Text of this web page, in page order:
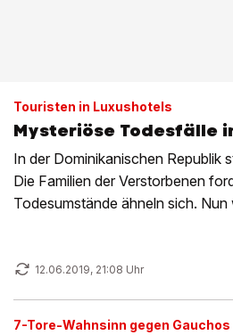
Touristen in Luxushotels
Mysteriöse Todesfälle
In der Dominikanischen Republik
Die Familien der Verstorbenen
Todesumstände ähneln sich.
12.06.2019, 21:08 Uhr
7-Tore-Wahnsinn gegen Gauchos